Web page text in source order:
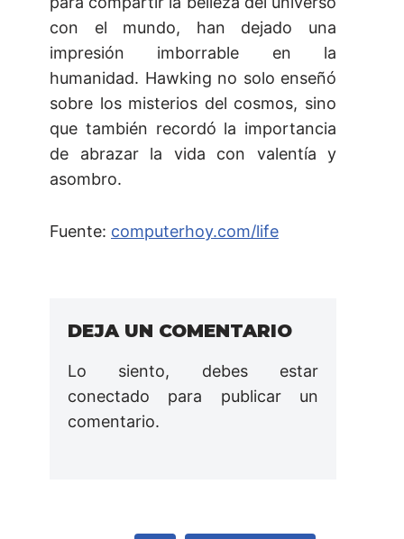
con el mundo, han dejado una
impresión imborrable en la
humanidad. Hawking no solo enseñó
sobre los misterios del cosmos, sino
que también recordó la importancia
de abrazar la vida con valentía y
asombro.
Fuente: computerhoy.com/life
DEJA UN COMENTARIO
Lo siento, debes estar
conectado para publicar un
comentario.